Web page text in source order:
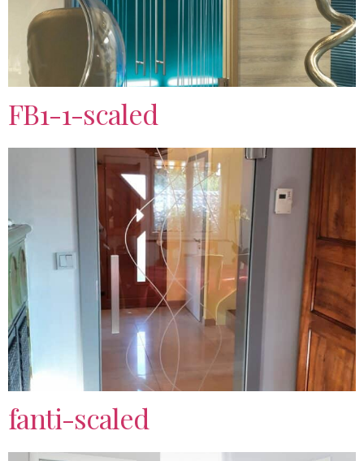
FB1-1-scaled
fanti-scaled